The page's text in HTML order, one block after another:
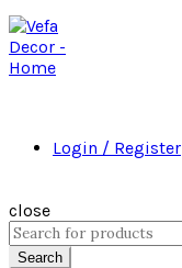
Login / Register
close
Search